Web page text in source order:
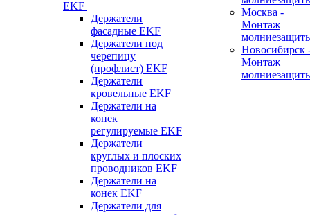
EKF
Держатели
фасадные EKF
Держатели под
черепицу
(профлист) EKF
Держатели
кровельные EKF
Держатели на
конек
регулируемые EKF
Держатели
круглых и плоских
проводников EKF
Держатели на
конек EKF
Держатели для
Москва -
Монтаж
Новосибирск
Монтаж